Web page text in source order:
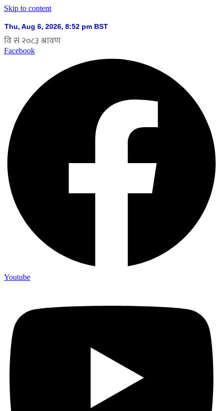
Skip to content
Facebook
Youtube